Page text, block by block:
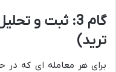
گام 3: ثبت و
ترید)
برای هر معامله ای که در